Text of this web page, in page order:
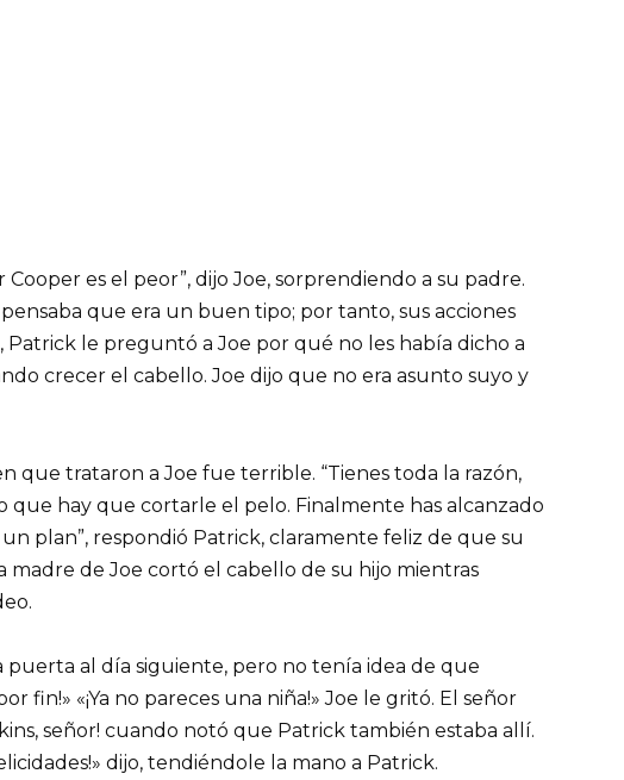
Cooper es el peor”, dijo Joe, sorprendiendo a su padre.
que era un buen tipo; por tanto, sus acciones
Patrick le preguntó a Joe por qué no les había dicho a
crecer el cabello. Joe dijo que no era asunto suyo y
que trataron a Joe fue terrible. “Tienes toda la razón,
que hay que cortarle el pelo. Finalmente has alcanzado
plan”, respondió Patrick, claramente feliz de que su
madre de Joe cortó el cabello de su hijo mientras
puerta al día siguiente, pero no tenía idea de que
fin!» «¡Ya no pareces una niña!» Joe le gritó. El señor
señor! cuando notó que Patrick también estaba allí.
dijo, tendiéndole la mano a Patrick.